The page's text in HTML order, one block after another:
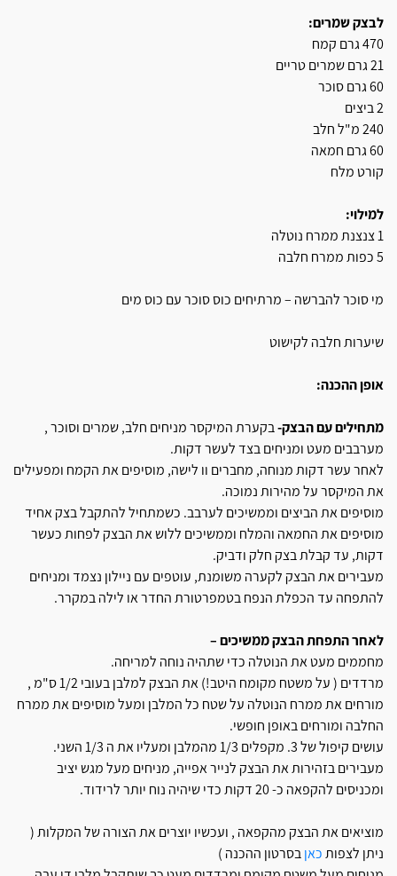
לבצק שמרים:
470 גרם קמח
21 גרם שמרים טריים
60 גרם סוכר
2 ביצים
240 מ"ל חלב
60 גרם חמאה
קורט מלח
למילוי:
1 צנצנת ממרח נוטלה
5 כפות ממרח חלבה
מי סוכר להברשה – מרתיחים כוס סוכר עם כוס מים
שיערות חלבה לקישוט
אופן ההכנה:
מתחילים עם הבצק-בקערת המיקסר מניחים חלב, שמרים וסוכר ,
מערבבים מעט ומניחים בצד לעשר דקות.
לאחר עשר דקות מנוחה, מחברים וו לישה, מוסיפים את הקמח ומפעילים
את המיקסר על מהירות נמוכה.
מוסיפים את הביצים וממשיכים לערבב. כשמתחיל להתקבל בצק אחיד
מוסיפים את החמאה והמלח וממשיכים ללוש את הבצק לפחות כעשר
דקות, עד קבלת בצק חלק ודביק.
מעבירים את הבצק לקערה משומנת, עוטפים עם ניילון נצמד ומניחים
להתפחה עד הכפלת הנפח בטמפרטורת החדר או לילה במקרר.
לאחר התפחת הבצק ממשיכים –
מחממים מעט את הנוטלה כדי שתהיה נוחה למריחה.
מרדדים ( על משטח מקומח היטב!) את הבצק למלבן בעובי 1/2 ס"מ ,
מורחים את ממרח הנוטלה על שטח כל המלבן ומעל מוסיפים את ממרח
החלבה ומורחים באופן חופשי.
עושים קיפול של 3. מקפלים 1/3 מהמלבן ומעליו את ה 1/3 השני.
מעבירים בזהירות את הבצק לנייר אפייה, מניחים מעל מגש יציב
ומכניסים להקפאה כ- 20 דקות כדי שיהיה נוח יותר לרידוד.
מוציאים את הבצק מהקפאה , ועכשיו יוצרים את הצורה של המקלות (
ניתן לצפות כאן בסרטון ההכנה )